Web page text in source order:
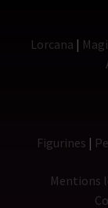
Lorcana
Figurines
Mentions